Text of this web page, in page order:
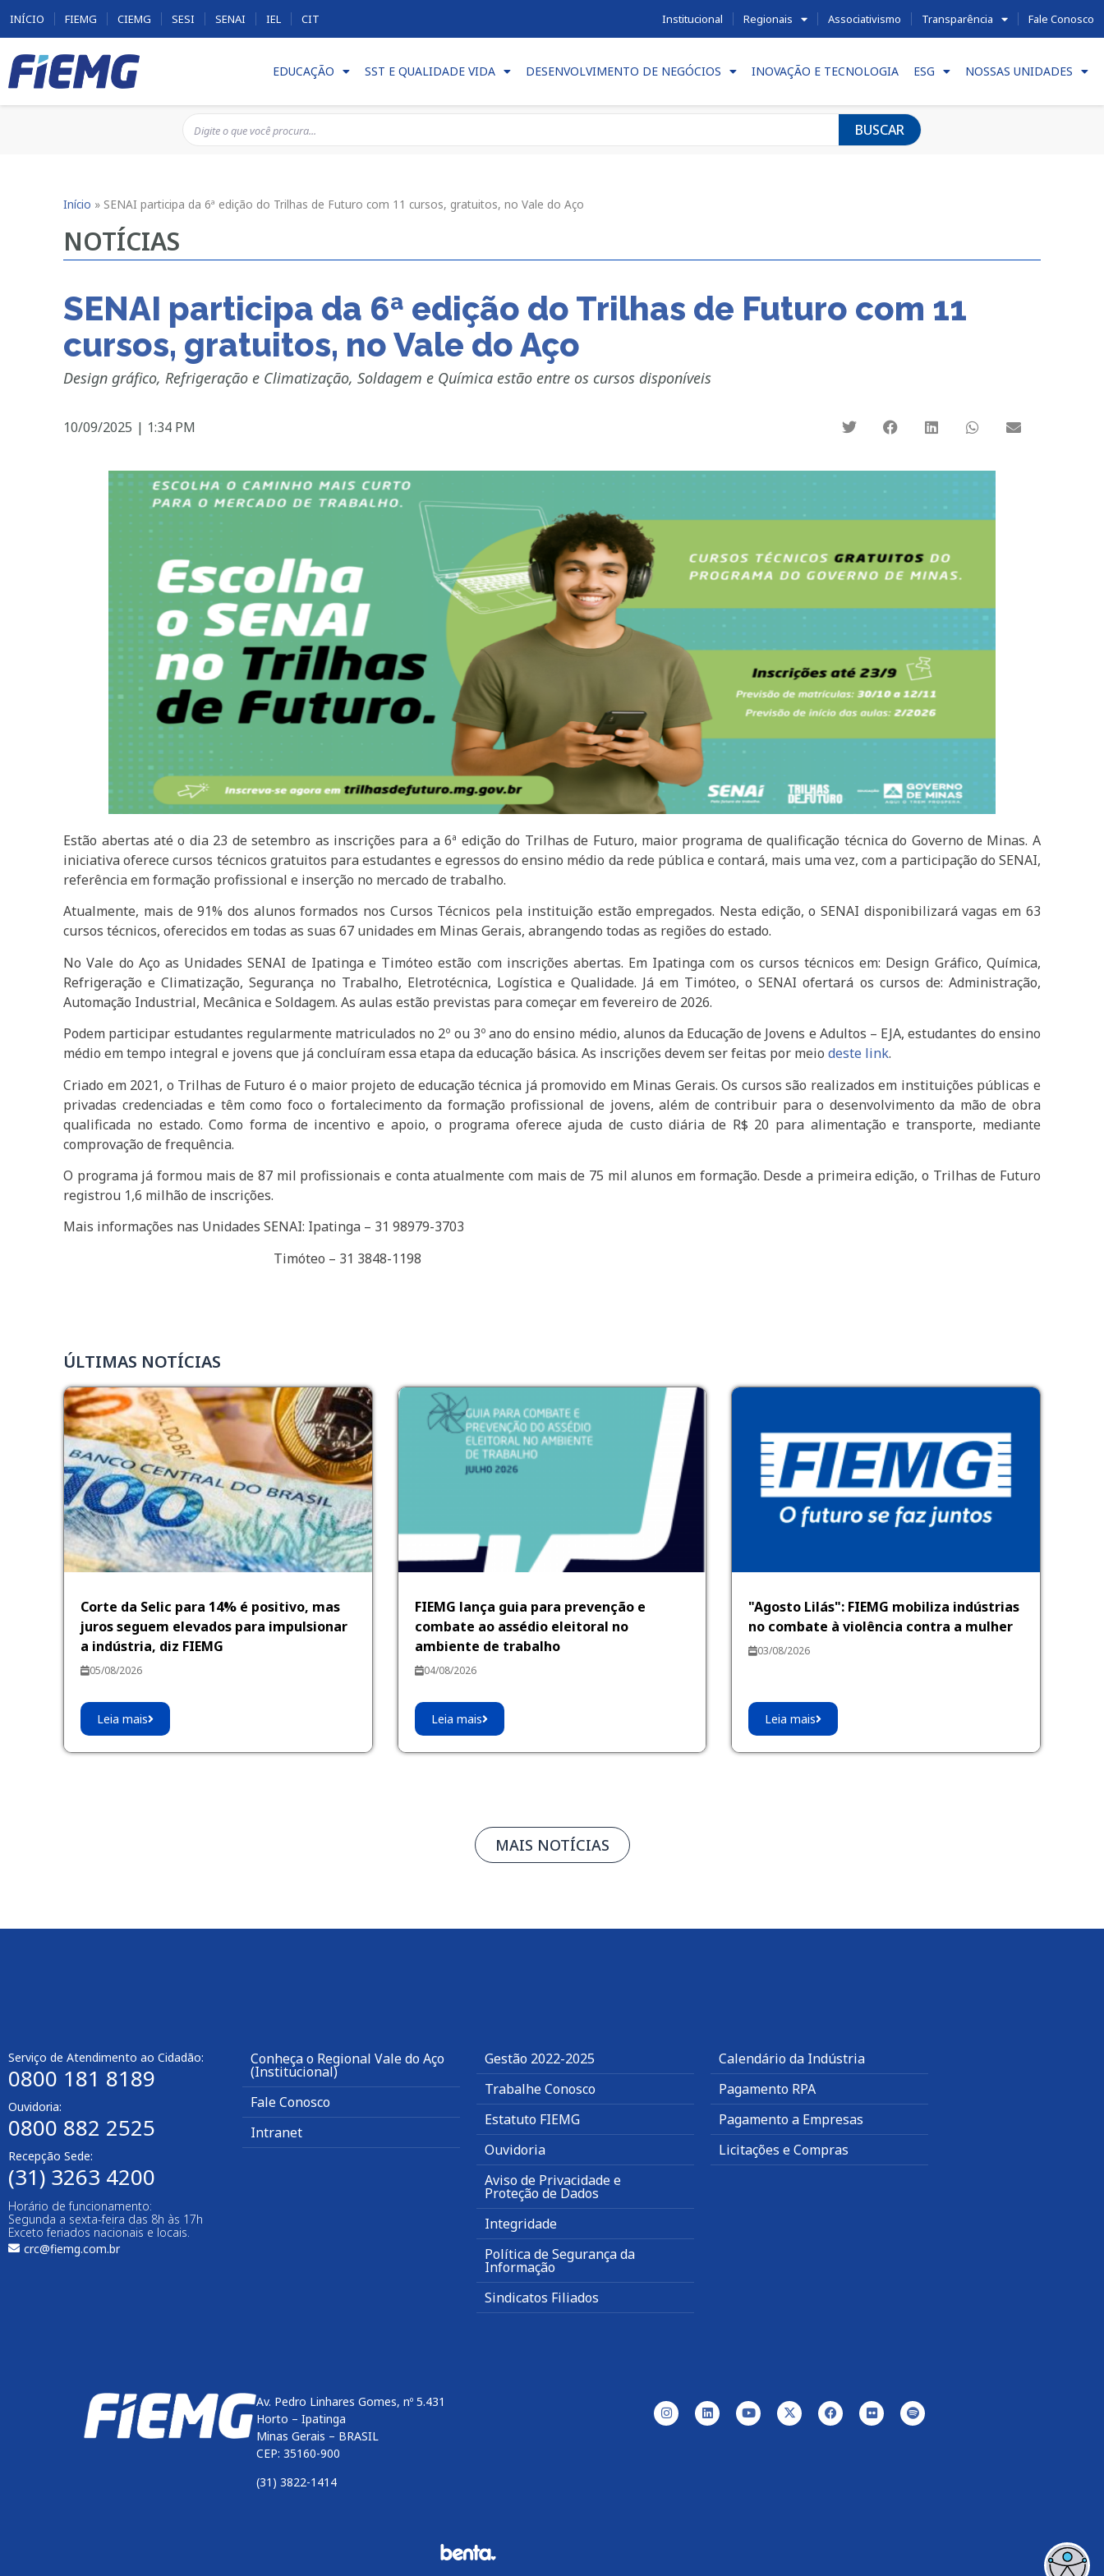
INÍCIO FIEMG CIEMG SESI SENAI IEL CIT Institucional Regionais Associativismo Transparência Fale Conosco
EDUCAÇÃO SST E QUALIDADE VIDA DESENVOLVIMENTO DE NEGÓCIOS INOVAÇÃO E TECNOLOGIA ESG NOSSAS UNIDADES
BUSCAR
Início » SENAI participa da 6ª edição do Trilhas de Futuro com 11 cursos, gratuitos, no Vale do Aço
NOTÍCIAS
SENAI participa da 6ª edição do Trilhas de Futuro com 11
cursos, gratuitos, no Vale do Aço
Design gráfico, Refrigeração e Climatização, Soldagem e Química estão entre os cursos disponíveis
10/09/2025 | 1:34 PM
Estão abertas até o dia 23 de setembro as inscrições para a 6ª edição do Trilhas de Futuro, maior programa de qualificação técnica do Governo de Minas. A
iniciativa oferece cursos técnicos gratuitos para estudantes e egressos do ensino médio da rede pública e contará, mais uma vez, com a participação do SENAI,
referência em formação profissional e inserção no mercado de trabalho.
Atualmente, mais de 91% dos alunos formados nos Cursos Técnicos pela instituição estão empregados. Nesta edição, o SENAI disponibilizará vagas em 63
cursos técnicos, oferecidos em todas as suas 67 unidades em Minas Gerais, abrangendo todas as regiões do estado.
No Vale do Aço as Unidades SENAI de Ipatinga e Timóteo estão com inscrições abertas. Em Ipatinga com os cursos técnicos em: Design Gráfico, Química,
Refrigeração e Climatização, Segurança no Trabalho, Eletrotécnica, Logística e Qualidade. Já em Timóteo, o SENAI ofertará os cursos de: Administração,
Automação Industrial, Mecânica e Soldagem. As aulas estão previstas para começar em fevereiro de 2026.
Podem participar estudantes regularmente matriculados no 2º ou 3º ano do ensino médio, alunos da Educação de Jovens e Adultos – EJA, estudantes do ensino
médio em tempo integral e jovens que já concluíram essa etapa da educação básica. As inscrições devem ser feitas por meiodeste link.
Criado em 2021, o Trilhas de Futuro é o maior projeto de educação técnica já promovido em Minas Gerais. Os cursos são realizados em instituições públicas e
privadas credenciadas e têm como foco o fortalecimento da formação profissional de jovens, além de contribuir para o desenvolvimento da mão de obra
qualificada no estado. Como forma de incentivo e apoio, o programa oferece ajuda de custo diária de R$ 20 para alimentação e transporte, mediante
comprovação de frequência.
O programa já formou mais de 87 mil profissionais e conta atualmente com mais de 75 mil alunos em formação. Desde a primeira edição, o Trilhas de Futuro
registrou 1,6 milhão de inscrições.
Mais informações nas Unidades SENAI: Ipatinga – 31 98979-3703
Timóteo – 31 3848-1198
ÚLTIMAS NOTÍCIAS
Corte da Selic para 14% é positivo, mas
juros seguem elevados para impulsionar
a indústria, diz FIEMG
05/08/2026
Leia mais
FIEMG lança guia para prevenção e
combate ao assédio eleitoral no
ambiente de trabalho
04/08/2026
Leia mais
"Agosto Lilás": FIEMG mobiliza indústrias
no combate à violência contra a mulher
03/08/2026
Leia mais
MAIS NOTÍCIAS
Serviço de Atendimento ao Cidadão:
0800 181 8189
Ouvidoria:
0800 882 2525
Recepção Sede:
(31) 3263 4200
Horário de funcionamento:
Segunda a sexta-feira das 8h às 17h
Exceto feriados nacionais e locais.
crc@fiemg.com.br
Conheça o Regional Vale do Aço
(Institucional)
Fale Conosco
Intranet
Gestão 2022-2025
Trabalhe Conosco
Estatuto FIEMG
Ouvidoria
Aviso de Privacidade e
Proteção de Dados
Integridade
Política de Segurança da
Informação
Sindicatos Filiados
Calendário da Indústria
Pagamento RPA
Pagamento a Empresas
Licitações e Compras
Av. Pedro Linhares Gomes, nº 5.431
Horto – Ipatinga
Minas Gerais – BRASIL
CEP: 35160-900
(31) 3822-1414
btn-04